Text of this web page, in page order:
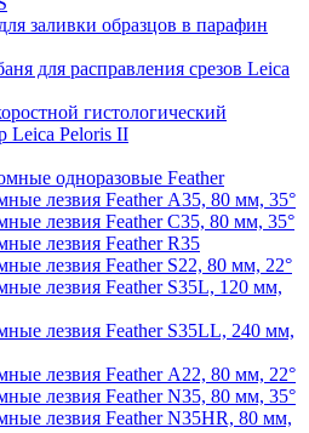
заливки образцов в парафин
для расправления срезов Leica
гистологический
Leica Peloris II
одноразовые Feather
лезвия Feather А35, 80 мм, 35°
лезвия Feather С35, 80 мм, 35°
лезвия Feather R35
лезвия Feather S22, 80 мм, 22°
лезвия Feather S35L, 120 мм,
лезвия Feather S35LL, 240 мм,
лезвия Feather А22, 80 мм, 22°
лезвия Feather N35, 80 мм, 35°
лезвия Feather N35HR, 80 мм,